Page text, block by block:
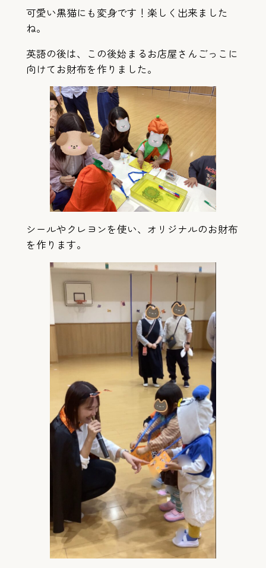
可愛い黒猫にも変身です！楽しく出来ました
ね。
英語の後は、この後始まるお店屋さんごっこに
向けてお財布を作りました。
シールやクレヨンを使い、オリジナルのお財布
を作ります。